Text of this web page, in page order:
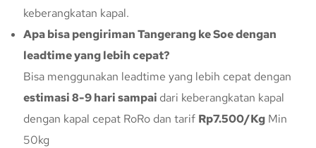
keberangkatan kapal.
Apa bisa pengiriman Tangerang ke Soe dengan
leadtime yang lebih cepat?
Bisa menggunakan leadtime yang lebih cepat dengan
estimasi 8-9 hari sampai dari keberangkatan kapal
dengan kapal cepat RoRo dan tarif Rp7.500/Kg Min
50kg